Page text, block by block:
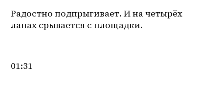
Радостно подпрыгивает. И на четырёх
лапах срывается с площадки.
01:31